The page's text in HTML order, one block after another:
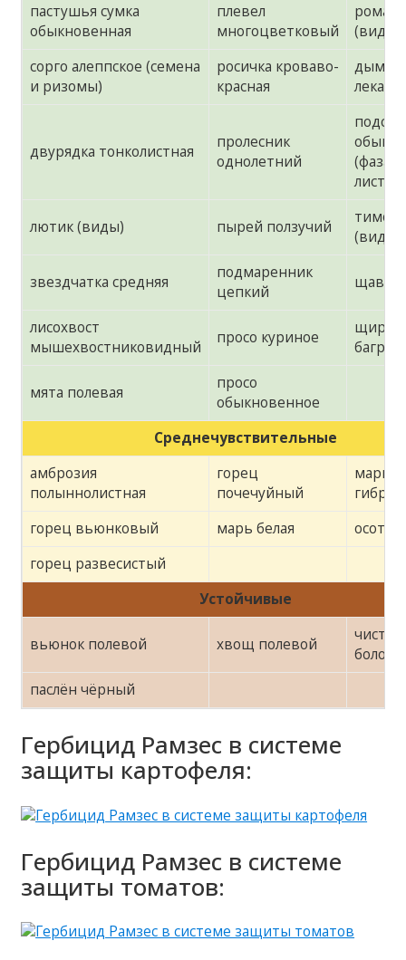
пастушья сумка
обыкновенная
плевел
многоцветковый
(виды)
сорго алеппское (семена
и ризомы)
росичка кроваво-
красная
двурядка тонколистная
пролесник
однолетний
(фаза
листа)
лютик (виды) пырей ползучий
(виды)
звездчатка средняя
подмаренник
цепкий
лисохвост
мышехвостниковидный
просо куриное
мята полевая
просо
обыкновенное
Среднечувствительные
амброзия
полыннолистная
горец
почечуйный
марь
горец вьюнковый
марь белая
осот
горец развесистый
Устойчивые
вьюнок полевой хвощ полевой
чистец
паслён чёрный
Гербицид Рамзес в системе
защиты картофеля:
Гербицид Рамзес в системе
защиты томатов: